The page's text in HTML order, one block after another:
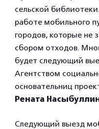
сельской
работе мобильного
городов, которые не
сбором отходов.
будет следующий
Агентством
основательниц
Рената
Следующий выезд